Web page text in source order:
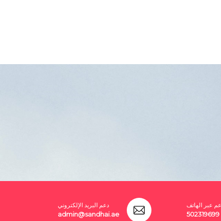
عبر الهاتف
502319699
دعم البريد الإلكتروني
admin@sandhai.ae